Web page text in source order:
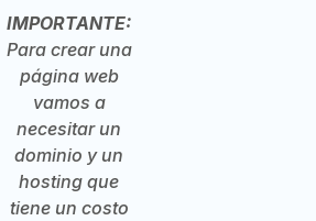
IMPORTANTE:
Para crear una
página web
vamos a
necesitar un
dominio y un
hosting que
tiene un costo